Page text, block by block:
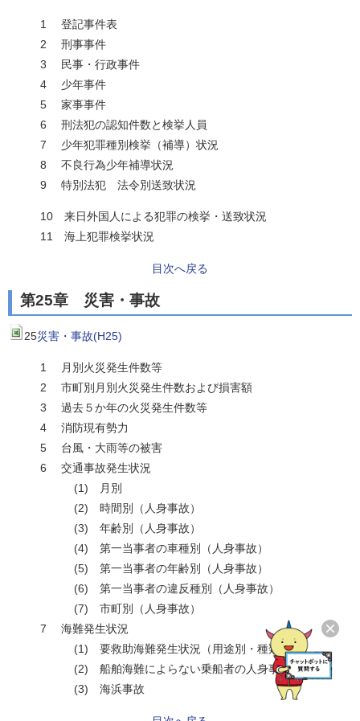
1 登記事件表
2 刑事事件
3 民事・行政事件
4 少年事件
5 家事事件
6 刑法犯の認知件数と検挙人員
7 少年犯罪種別検挙（補導）状況
8 不良行為少年補導状況
9 特別法犯 法令別送致状況
10 来日外国人による犯罪の検挙・送致状況
11 海上犯罪検挙状況
目次へ戻る
第25章 災害・事故
25災害・事故(H25)
1 月別火災発生件数等
2 市町別月別火災発生件数および損害額
3 過去５か年の火災発生件数等
4 消防現有勢力
5 台風・大雨等の被害
6 交通事故発生状況
(1) 月別
(2) 時間別（人身事故）
(3) 年齢別（人身事故）
(4) 第一当事者の車種別（人身事故）
(5) 第一当事者の年齢別（人身事故）
(6) 第一当事者の違反種別（人身事故）
(7) 市町別（人身事故）
7 海難発生状況
(1) 要救助海難発生状況（用途別・種類別）
(2) 船舶海難によらない乗船者の人身事故
(3) 海浜事故